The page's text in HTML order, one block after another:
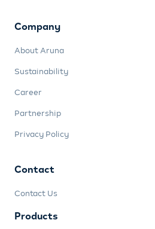
Company
About Aruna
Sustainability
Career
Partnership
Privacy Policy
Contact
Contact Us
Products